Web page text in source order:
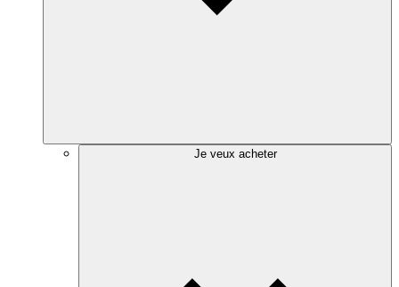
Je veux acheter